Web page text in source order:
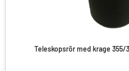
Teleskopsrör med krage 355/